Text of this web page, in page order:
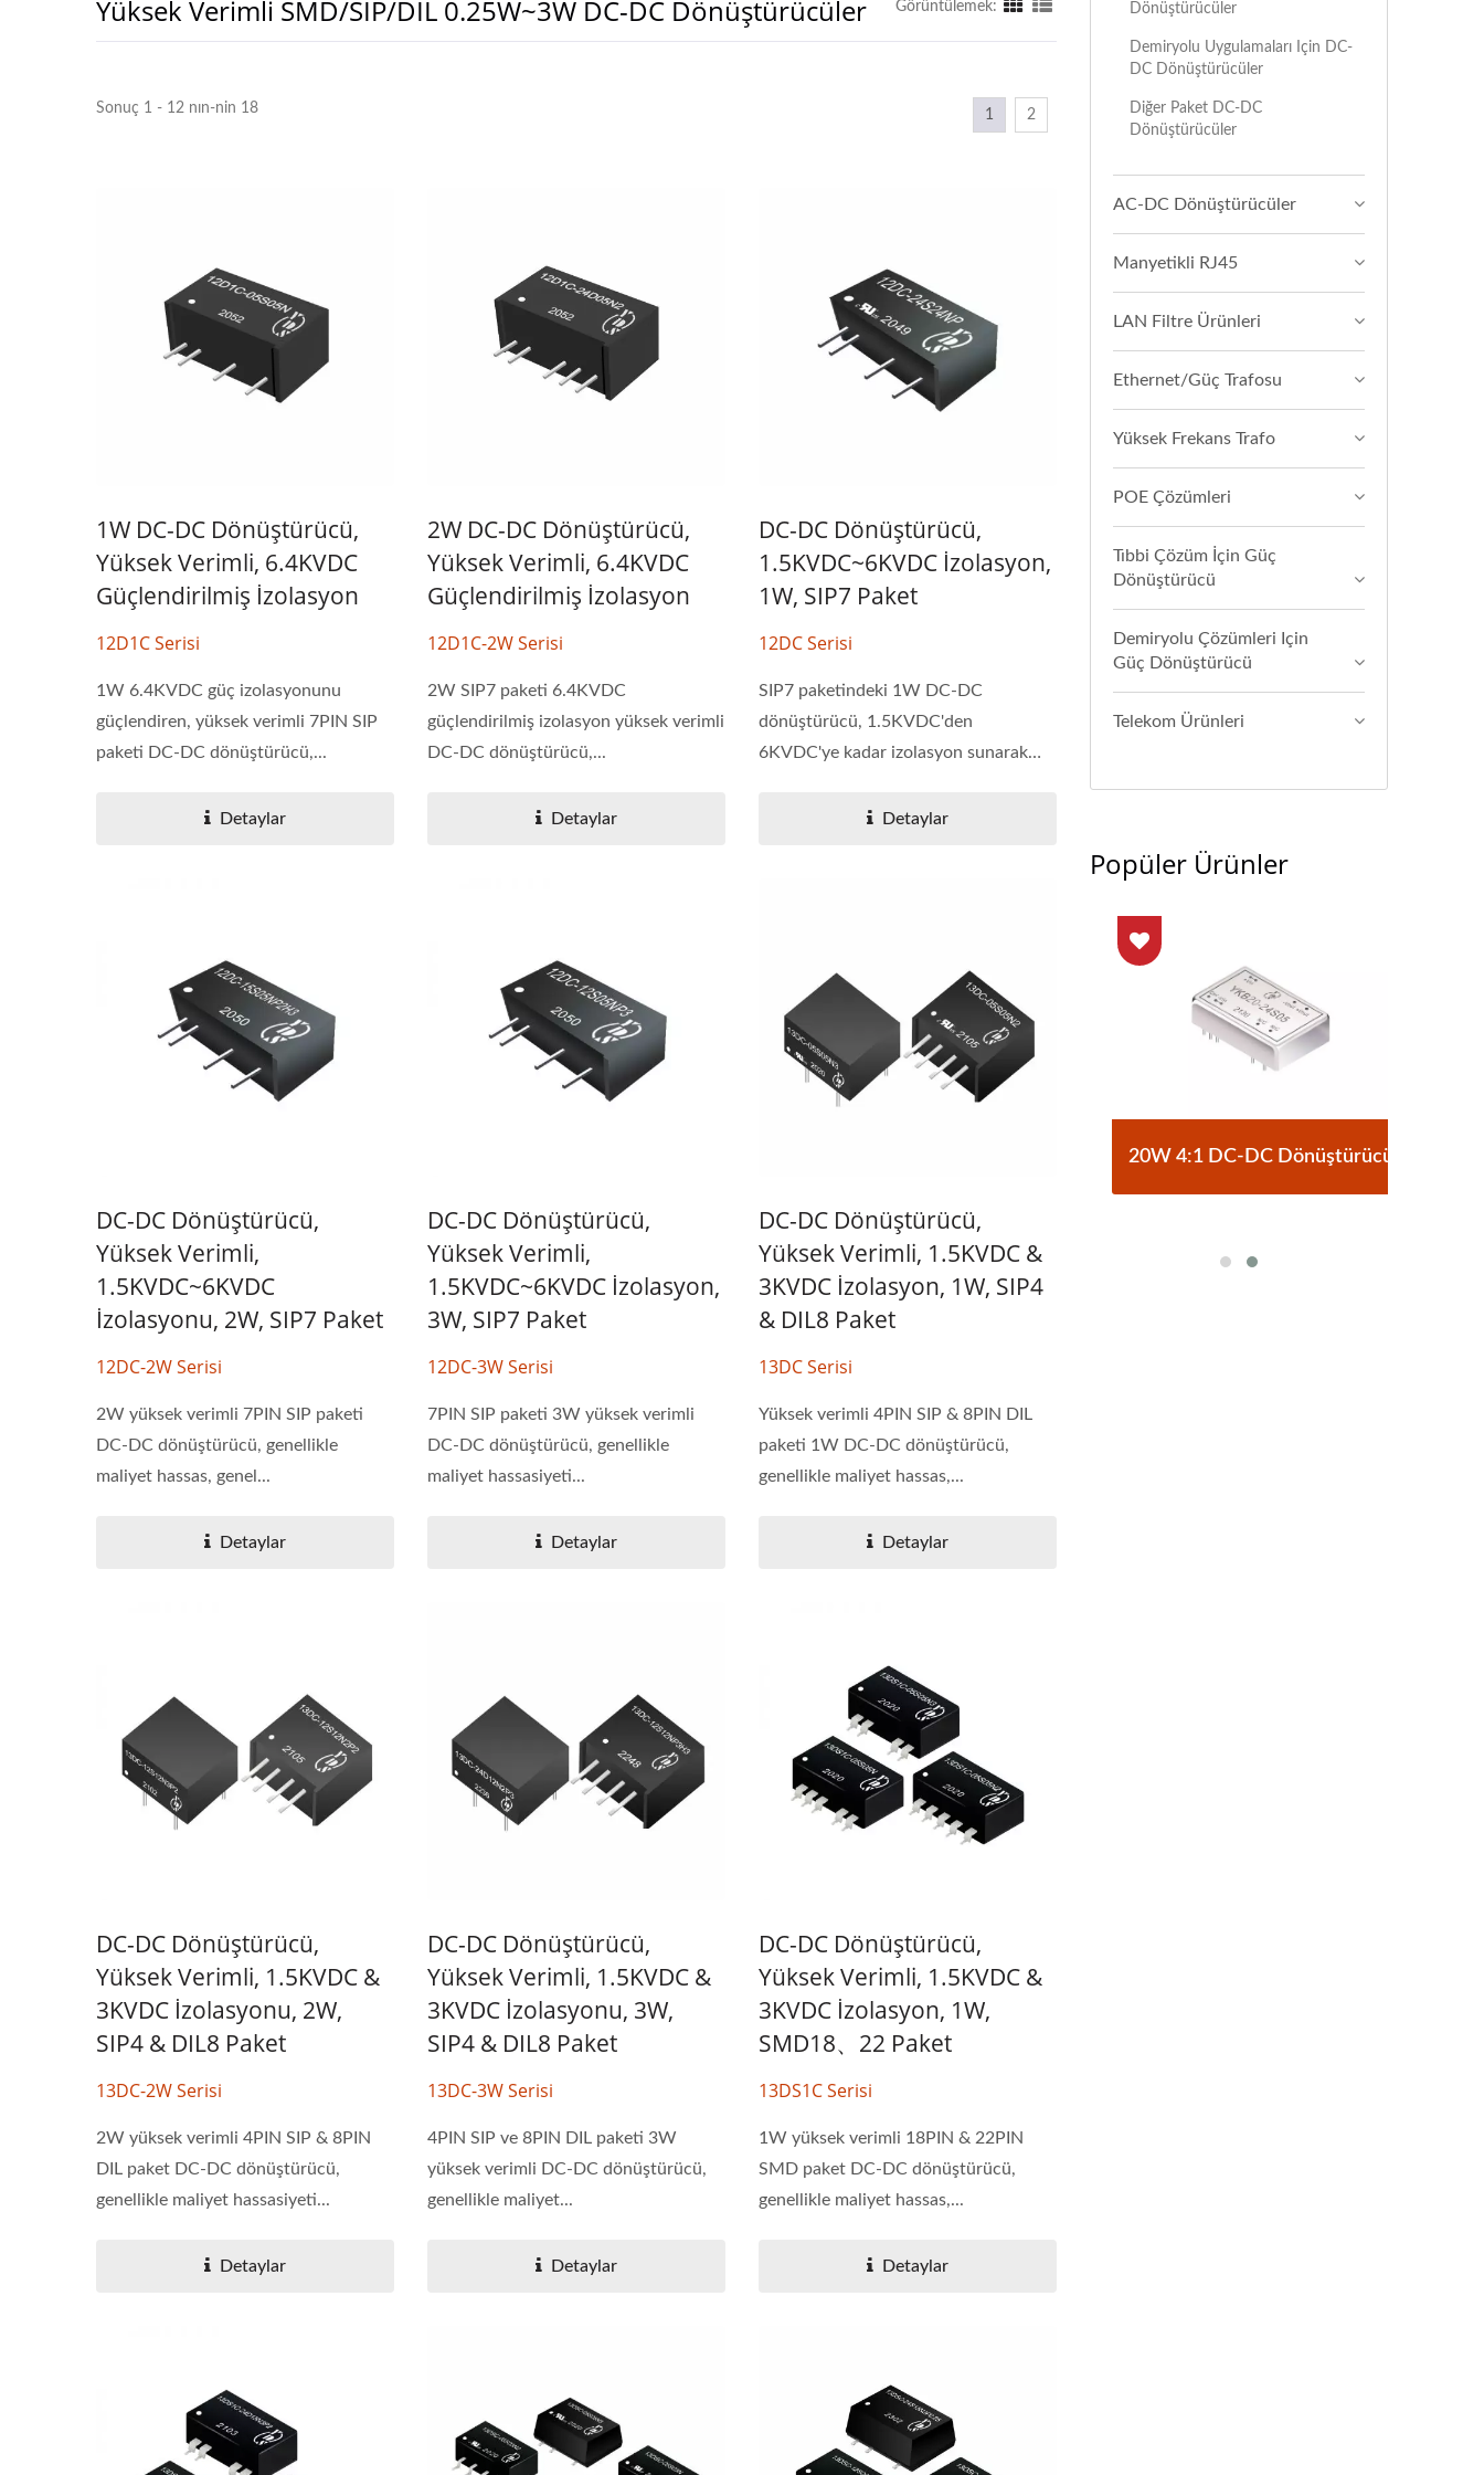
Yüksek Verimli SMD/SIP/DIL 0.25W~3W DC-DC Dönüştürücüler Görüntülemek:
Sonuç 1 - 12 nın-nin 18 1 2
1W DC-DC Dönüştürücü,
Yüksek Verimli, 6.4KVDC
Güçlendirilmiş İzolasyon
12D1C Serisi
1W 6.4KVDC güç izolasyonunu
güçlendiren, yüksek verimli 7PIN SIP
paketi DC-DC dönüştürücü,...
Detaylar
2W DC-DC Dönüştürücü,
Yüksek Verimli, 6.4KVDC
Güçlendirilmiş İzolasyon
12D1C-2W Serisi
2W SIP7 paketi 6.4KVDC
güçlendirilmiş izolasyon yüksek verimli
DC-DC dönüştürücü,...
Detaylar
DC-DC Dönüştürücü,
1.5KVDC~6KVDC İzolasyon,
1W, SIP7 Paket
12DC Serisi
SIP7 paketindeki 1W DC-DC
dönüştürücü, 1.5KVDC'den
6KVDC'ye kadar izolasyon sunarak
Detaylar
DC-DC Dönüştürücü,
Yüksek Verimli,
1.5KVDC~6KVDC
İzolasyonu, 2W, SIP7 Paket
12DC-2W Serisi
2W yüksek verimli 7PIN SIP paketi
DC-DC dönüştürücü, genellikle
maliyet hassas, genel...
Detaylar
DC-DC Dönüştürücü,
Yüksek Verimli,
1.5KVDC~6KVDC İzolasyon,
3W, SIP7 Paket
12DC-3W Serisi
7PIN SIP paketi 3W yüksek verimli
DC-DC dönüştürücü, genellikle
maliyet hassasiyeti...
Detaylar
DC-DC Dönüştürücü,
Yüksek Verimli, 1.5KVDC &
3KVDC İzolasyon, 1W, SIP4
& DIL8 Paket
13DC Serisi
Yüksek verimli 4PIN SIP & 8PIN DIL
paketi 1W DC-DC dönüştürücü,
genellikle maliyet hassas,...
Detaylar
DC-DC Dönüştürücü,
Yüksek Verimli, 1.5KVDC &
3KVDC İzolasyonu, 2W,
SIP4 & DIL8 Paket
13DC-2W Serisi
2W yüksek verimli 4PIN SIP & 8PIN
DIL paket DC-DC dönüştürücü,
genellikle maliyet hassasiyeti...
Detaylar
DC-DC Dönüştürücü,
Yüksek Verimli, 1.5KVDC &
3KVDC İzolasyonu, 3W,
SIP4 & DIL8 Paket
13DC-3W Serisi
4PIN SIP ve 8PIN DIL paketi 3W
yüksek verimli DC-DC dönüştürücü,
genellikle maliyet...
Detaylar
DC-DC Dönüştürücü,
Yüksek Verimli, 1.5KVDC &
3KVDC İzolasyon, 1W,
SMD18、22 Paket
13DS1C Serisi
1W yüksek verimli 18PIN & 22PIN
SMD paket DC-DC dönüştürücü,
genellikle maliyet hassas,...
Detaylar
Dönüştürücüler
Demiryolu Uygulamaları Için DC-
DC Dönüştürücüler
Diğer Paket DC-DC
Dönüştürücüler
AC-DC Dönüştürücüler
Manyetikli RJ45
LAN Filtre Ürünleri
Ethernet/Güç Trafosu
Yüksek Frekans Trafo
POE Çözümleri
Tıbbi Çözüm İçin Güç
Dönüştürücü
Demiryolu Çözümleri Için
Güç Dönüştürücü
Telekom Ürünleri
Popüler Ürünler
20W 4:1 DC-DC Dönüştürücü